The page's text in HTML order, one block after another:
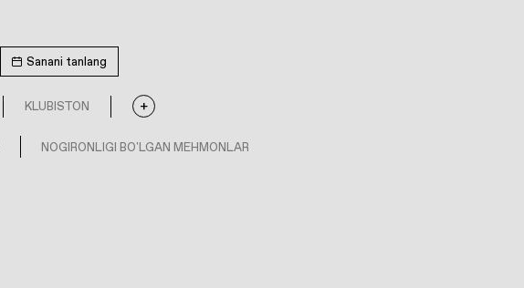
Sanani tanlang
KLUBISTON
NOGIRONLIGI BO'LGAN MEHMONLAR